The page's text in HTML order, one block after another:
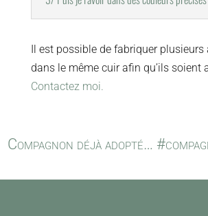
Il est possible de fabriquer plusieurs
dans le même cuir afin qu’ils soient
Contactez moi.
Compagnon déjà adopté…